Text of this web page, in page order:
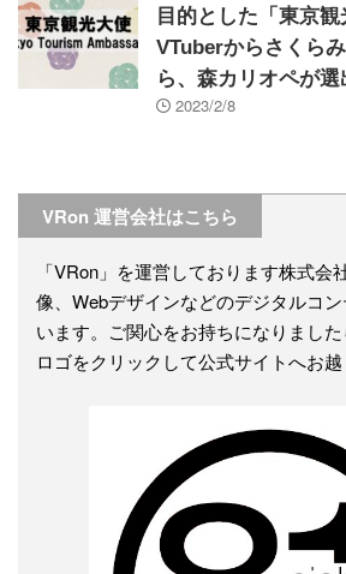
目的とした「東京観
VTuberからさくら
ら、森カリオペが選
2023/2/8
VRon 運営会社はこちら
「VRon」を運営しております株式会
像、Webデザインなどのデジタルコ
います。ご関心をお持ちになりまし
ロゴをクリックして公式サイトへお越